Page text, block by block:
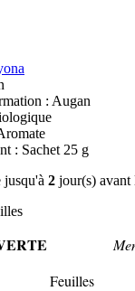
: Augan
: Sachet 25 g
jusqu'à 2 jour(s) avant
Feuilles